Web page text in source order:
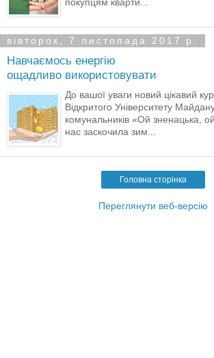
вівторок, 7 листопада 2017 р.
Навчаємось енергію
ощадливо використовувати
До вашої уваги новий цікавий
Відкритого Університету
комунальників «Ой зненацька,
нас заскочила зим...
Головна сторінка
Переглянути веб-версію